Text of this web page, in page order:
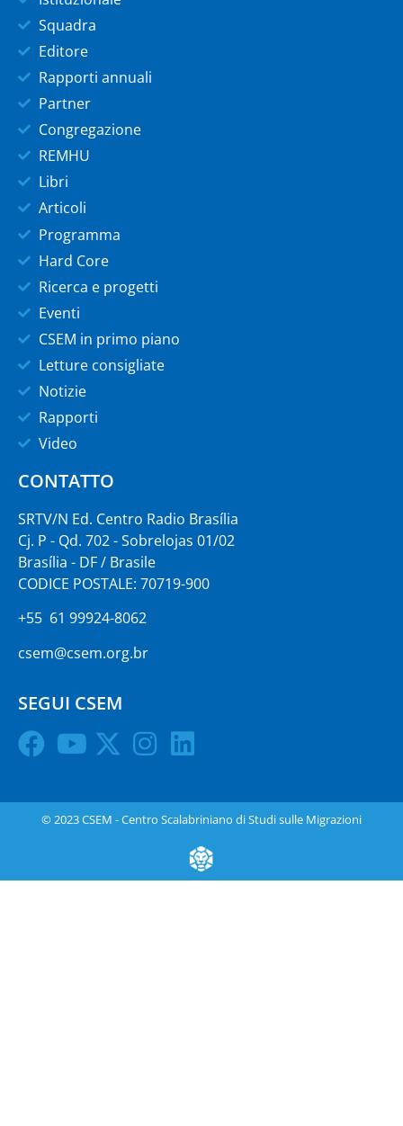
Squadra
Editore
Rapporti annuali
Partner
Congregazione
REMHU
Libri
Articoli
Programma
Hard Core
Ricerca e progetti
Eventi
CSEM in primo piano
Letture consigliate
Notizie
Rapporti
Video
CONTATTO
SRTV/N Ed. Centro Radio Brasília
Cj. P - Qd. 702 - Sobrelojas 01/02
Brasília - DF / Brasile
CODICE POSTALE: 70719-900
+55 61 99924-8062
csem@csem.org.br
SEGUI CSEM
© 2023 CSEM - Centro Scalabriniano di Studi sulle Migrazioni